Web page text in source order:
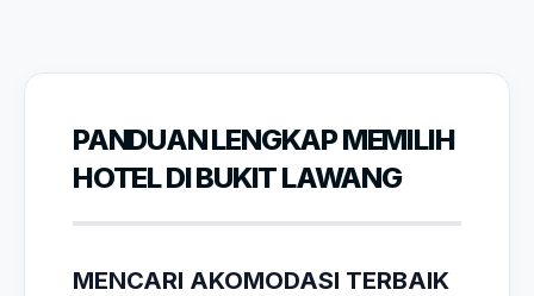
PANDUAN LENGKAP MEMILIH
HOTEL DI BUKIT LAWANG
MENCARI AKOMODASI TERBAIK